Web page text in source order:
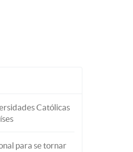
Católicas
para se tornar